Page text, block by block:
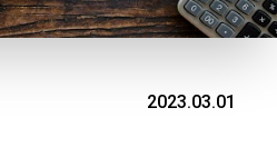
2023.03.01